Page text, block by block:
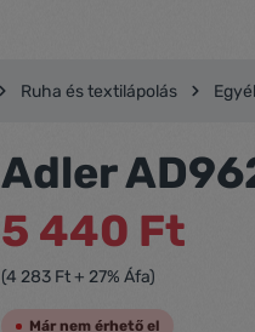
Ruha és textilápolás
Adler
5 440 Ft
(4 283 Ft + 27% Áfa)
Már nem érhető el